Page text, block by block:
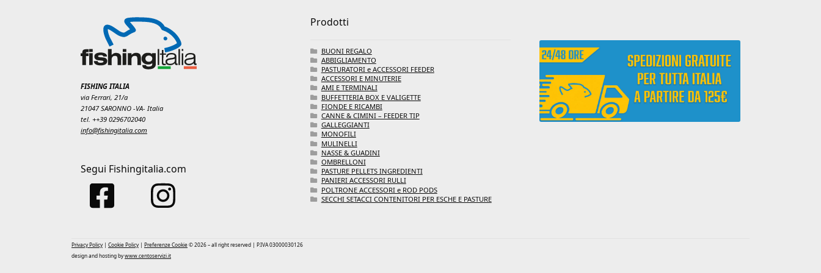
FISHING ITALIA
via Ferrari, 21/a
21047 SARONNO -VA- Italia
tel. ++39 0296702040
info@fishingitalia.com
Segui Fishingitalia.com
Prodotti
BUONI REGALO
ABBIGLIAMENTO
PASTURATORI e ACCESSORI FEEDER
ACCESSORI E MINUTERIE
AMI E TERMINALI
BUFFETTERIA BOX E VALIGETTE
FIONDE E RICAMBI
CANNE & CIMINI – FEEDER TIP
GALLEGGIANTI
MONOFILI
MULINELLI
NASSE & GUADINI
OMBRELLONI
PASTURE PELLETS INGREDIENTI
PANIERI ACCESSORI RULLI
POLTRONE ACCESSORI e ROD PODS
SECCHI SETACCI CONTENITORI PER ESCHE E PASTURE
Privacy Policy | Cookie Policy | Preferenze Cookie© 2026 – all right reserved | P.IVA 03000030126
design and hosting bywww.centoservizi.it